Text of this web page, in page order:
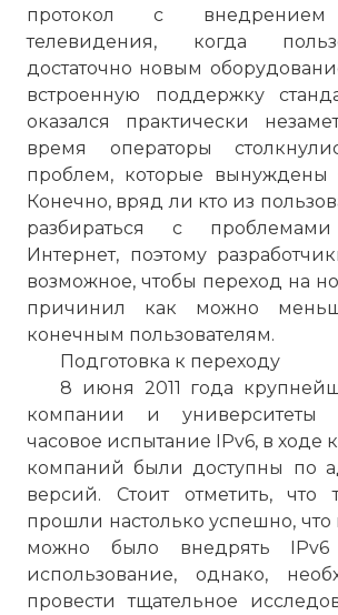
протокол с внедрением
телевидения, когда
достаточно новым
встроенную поддержку
оказался практически
время операторы
проблем, которые вынуждены
Конечно, вряд ли кто из
разбираться с
Интернет, поэтому
возможное, чтобы переход на
причинил как можно
конечным пользователям.
Подготовка к переходу
8 июня 2011 года
компании и университеты
часовое испытание IPv6, в ходе
компаний были доступны по
версий. Стоит отметить, что
прошли настолько успешно, что
можно было внедрять
использование, однако,
провести тщательное